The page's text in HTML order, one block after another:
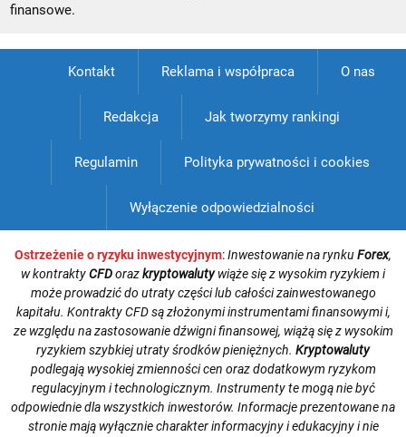
finansowe.
Kontakt Reklama i współpraca O nas
Redakcja Jak tworzymy rankingi
Regulamin Polityka prywatności i cookies
Wyłączenie odpowiedzialności
Ostrzeżenie o ryzyku inwestycyjnym:Inwestowanie na rynkuForex,
w kontraktyCFDorazkryptowalutywiąże się z wysokim ryzykiem i
może prowadzić do utraty części lub całości zainwestowanego
kapitału. Kontrakty CFD są złożonymi instrumentami finansowymi i,
ze względu na zastosowanie dźwigni finansowej, wiążą się z wysokim
ryzykiem szybkiej utraty środków pieniężnych. Kryptowaluty
podlegają wysokiej zmienności cen oraz dodatkowym ryzykom
regulacyjnym i technologicznym. Instrumenty te mogą nie być
odpowiednie dla wszystkich inwestorów. Informacje prezentowane na
stronie mają wyłącznie charakter informacyjny i edukacyjny i nie